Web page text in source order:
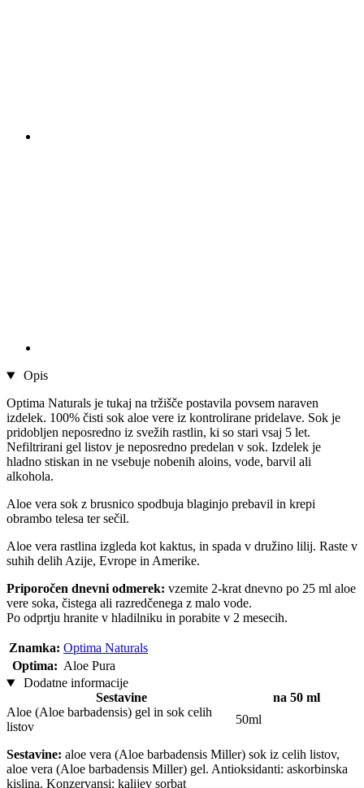
Opis
Optima Naturals je tukaj na tržišče postavila povsem naraven
izdelek. 100% čisti sok aloe vere iz kontrolirane pridelave. Sok je
pridobljen neposredno iz svežih rastlin, ki so stari vsaj 5 let.
Nefiltrirani gel listov je neposredno predelan v sok. Izdelek je
hladno stiskan in ne vsebuje nobenih aloins, vode, barvil ali
alkohola.
Aloe vera sok z brusnico spodbuja blaginjo prebavil in krepi
obrambo telesa ter sečil.
Aloe vera rastlina izgleda kot kaktus, in spada v družino lilij. Raste v
suhih delih Azije, Evrope in Amerike.
Priporočen dnevni odmerek: vzemite 2-krat dnevno po 25 ml aloe
vere soka, čistega ali razredčenega z malo vode.
Po odprtju hranite v hladilniku in porabite v 2 mesecih.
Znamka: Optima Naturals
Optima: Aloe Pura
Dodatne informacije
Sestavine
na 50 ml
Aloe (Aloe barbadensis) gel in sok celih
listov
50ml
Sestavine: aloe vera (Aloe barbadensis Miller) sok iz celih listov,
aloe vera (Aloe barbadensis Miller) gel. Antioksidanti: askorbinska
kislina. Konzervansi: kalijev sorbat